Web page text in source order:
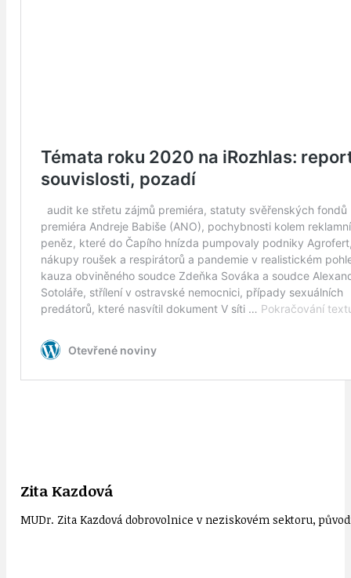
Zita Kazdová
MUDr. Zita Kazdová dobrovolnice v neziskovém sektoru,